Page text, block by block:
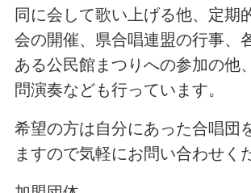
同に会して歌い上げる他、定期
会の開催、県合唱連盟の行事、
ある公民館まつりへの参加の他
問演奏なども行っています。
希望の方は自分にあった合唱団
ますので気軽にお問い合わせく